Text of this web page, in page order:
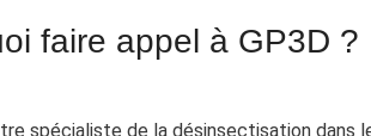
faire appel à GP3D ?
spécialiste de la désinsectisation dans